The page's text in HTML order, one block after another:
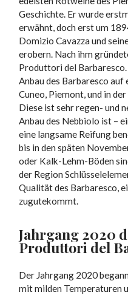
Geschichte. Er wurde
erwähnt, doch erst um
Domizio Cavazza und
erobern. Nach ihm
Produttori del
Anbau des Barbaresco
Cuneo, Piemont, und in
Diese ist sehr regen- und
Anbau des Nebbiolo ist –
eine langsame Reifung
bis in den späten
oder Kalk-Lehm-Böden
der Region
Qualität des Barbaresco,
zugutekommt.
Jahrgang 2020
Produttori del
Der Jahrgang 2020
mit milden Temperaturen